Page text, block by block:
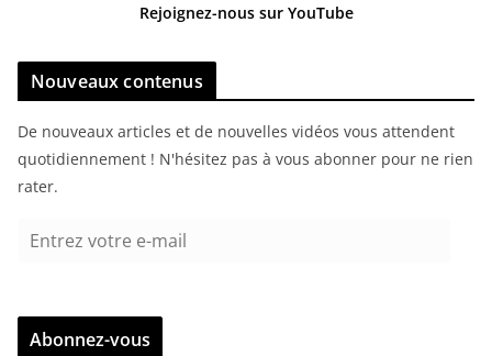
Rejoignez-nous sur YouTube
Nouveaux contenus
De nouveaux articles et de nouvelles vidéos vous attendent
quotidiennement ! N'hésitez pas à vous abonner pour ne rien
rater.
r
Abonnez-vous